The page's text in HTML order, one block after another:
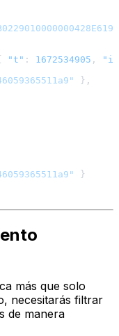
"t" : 1672534905 ,
"i"
} ,
}
más que solo
necesitarás filtrar
de manera